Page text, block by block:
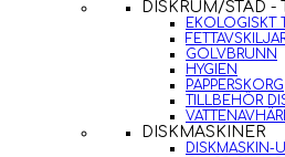
DISKRUM/STÄD -
EKOLOGISKT
GOLVBRUNN
HYGIEN
PAPPERSKORG
TILLBEHÖR
DISKMASKINER
DISKMASKIN-